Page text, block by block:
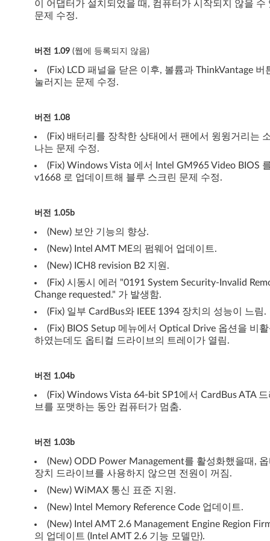
이 어댑터가 설치되었을 때, 컴퓨터가 시작되지 않을 수
문제 수정.
버전 1.09 (웹에 등록되지 않음)
(Fix) LCD 패널을 닫은 이후, 볼륨과 ThinkVantage 버
눌러지는 문제 수정.
버전 1.08
(Fix) 배터리를 장착한 상태에서 팬에서 윙윙거리는
나는 문제 수정.
(Fix) Windows Vista 에서 Intel GM965 Video BIOS
v1668 로 업데이트해 블루 스크린 문제 수정.
버전 1.05b
(New) 보안 기능의 향상.
(New) Intel AMT ME의 펌웨어 업데이트.
(New) ICH8 revision B2 지원.
(Fix) 시동시 에러 "0191 System Security-Invalid
Change requested." 가 발생함.
(Fix) 일부 CardBus와 IEEE 1394 장치의 성능이 느림.
(Fix) BIOS Setup 메뉴에서 Optical Drive 옵션을 비
하였는데도 옵티컬 드라이브의 트레이가 열림.
버전 1.04b
(Fix) Windows Vista 64-bit SP1에서 CardBus ATA 드
브를 포맷하는 동안 컴퓨터가 멈춤.
버전 1.03b
(New) ODD Power Management를 활성화했을때, 옵
장치 드라이브를 사용하지 않으면 전원이 꺼짐.
(New) WiMAX 통신 표준 지원.
(New) Intel Memory Reference Code 업데이트.
(New) Intel AMT 2.6 Management Engine Region
의 업데이트 (Intel AMT 2.6 기능 모델만).